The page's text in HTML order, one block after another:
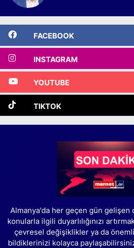
FACEBOOK
INSTAGRAM
YOUTUBE
TIKTOK
Almanya'da her geçen gün gelişen
konularla ilgili duyarlılığınızı
çevresel değişiklikler ya da
bildiklerinizi kolayca